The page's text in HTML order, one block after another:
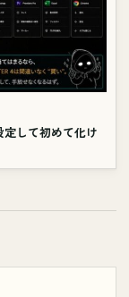
定して初めて化け